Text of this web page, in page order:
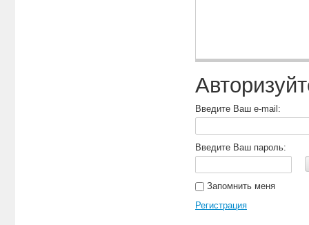
Введите Ваш e-mail:
Введите Ваш пароль:
Запомнить меня
Регистрация